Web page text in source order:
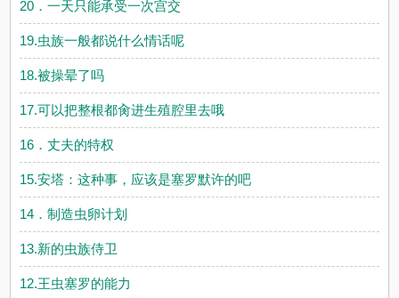
20．一天只能承受一次宫交
19.虫族一般都说什么情话呢
18.被操晕了吗
17.可以把整根都肏进生殖腔里去哦
16．丈夫的特权
15.安塔：这种事，应该是塞罗默许的吧
14．制造虫卵计划
13.新的虫族侍卫
12.王虫塞罗的能力